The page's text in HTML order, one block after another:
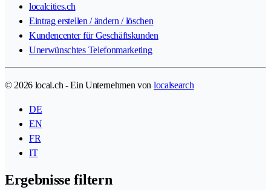
localcities.ch
Eintrag erstellen / ändern / löschen
Kundencenter für Geschäftskunden
Unerwünschtes Telefonmarketing
© 2026 local.ch - Ein Unternehmen von localsearch
DE
EN
FR
IT
Ergebnisse filtern